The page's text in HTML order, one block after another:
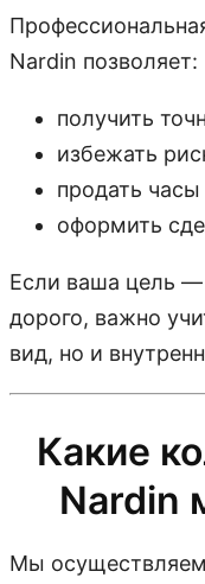
Nardin позволяет:
получить
избежать
продать
оформить
Если ваша цель —
дорого, важно
вид, но и
Какие
Nardin
Мы осуществляем